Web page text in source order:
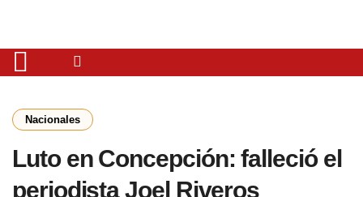
Nacionales
Luto en Concepción: falleció el
periodista Joel Riveros